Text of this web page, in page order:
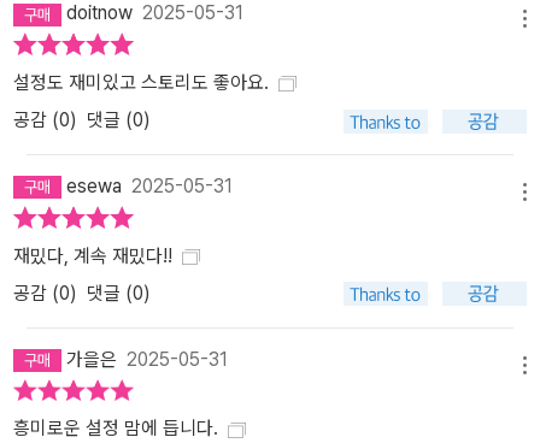
doitnow 2025-05-31
설정도 재미있고 스토리도 좋아요.
공감 (0) 댓글 (0)
esewa 2025-05-31
재밌다, 계속 재밌다!!
공감 (0) 댓글 (0)
가을은 2025-05-31
흥미로운 설정 맘에 듭니다.